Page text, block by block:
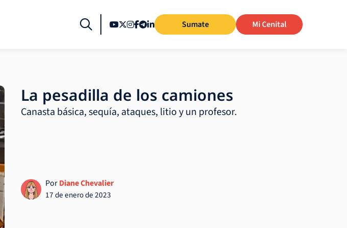
Sumate Mi Cenital
La pesadilla de los camiones
Canasta básica, sequía, ataques, litio y un profesor.
PorDiane Chevalier
17 de enero de 2023